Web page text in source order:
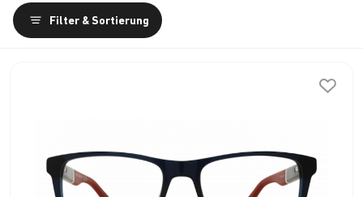
Filter & Sortierung